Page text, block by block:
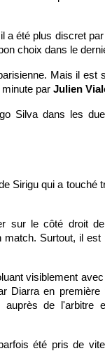
a été plus discret
choix dans le
Mais il est
par Julien
Silva dans les
Sirigu qui a touché
sur le côté droit
match. Surtout, il
visiblement
Diarra en première
auprès de l'arbitre
été pris de